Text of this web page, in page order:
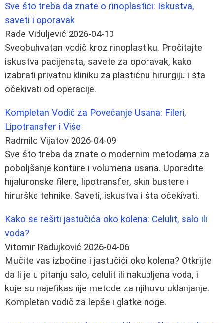
Sve što treba da znate o rinoplastici: Iskustva,
saveti i oporavak
Rade Viduljević 2026-04-10
Sveobuhvatan vodič kroz rinoplastiku. Pročitajte
iskustva pacijenata, savete za oporavak, kako
izabrati privatnu kliniku za plastičnu hirurgiju i šta
očekivati od operacije.
Kompletan Vodič za Povećanje Usana: Fileri,
Lipotransfer i Više
Radmilo Vijatov 2026-04-09
Sve što treba da znate o modernim metodama za
poboljšanje konture i volumena usana. Uporedite
hijaluronske filere, lipotransfer, skin bustere i
hirurške tehnike. Saveti, iskustva i šta očekivati.
Kako se rešiti jastučića oko kolena: Celulit, salo ili
voda?
Vitomir Radujković 2026-04-06
Mučite vas izbočine i jastučići oko kolena? Otkrijte
da li je u pitanju salo, celulit ili nakupljena voda, i
koje su najefikasnije metode za njihovo uklanjanje.
Kompletan vodič za lepše i glatke noge.